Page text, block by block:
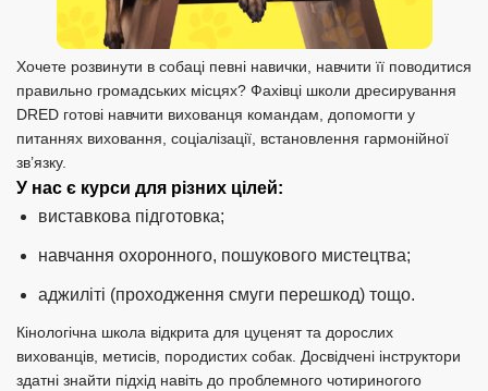
Хочете розвинути в собаці певні навички, навчити її поводитися
правильно громадських місцях? Фахівці школи дресирування
DRED готові навчити вихованця командам, допомогти у
питаннях виховання, соціалізації, встановлення гармонійної
зв’язку.
У нас є курси для різних цілей:
виставкова підготовка;
навчання охоронного, пошукового мистецтва;
аджиліті (проходження смуги перешкод) тощо.
Кінологічна школа відкрита для цуценят та дорослих
вихованців, метисів, породистих собак. Досвідчені інструктори
здатні знайти підхід навіть до проблемного чотириногого